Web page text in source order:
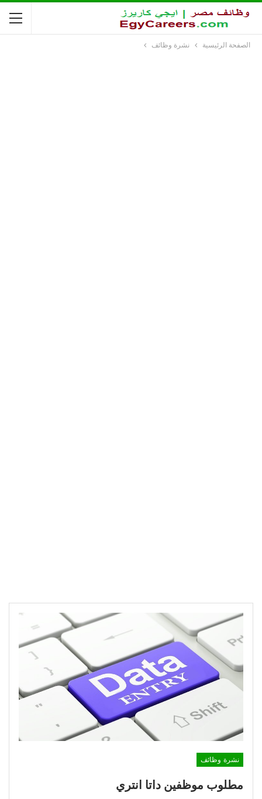
الصفحة الرئيسية نشرة وظائف
نشرة وظائف
مطلوب موظفين داتا انتري